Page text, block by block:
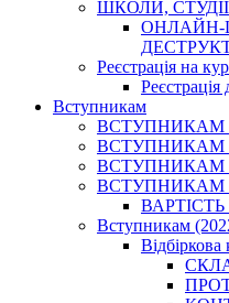
ШКОЛИ, СТУДІЇ
ОНЛАЙН-
Реєстрація на
Реєстрація
Вступникам
ВСТУПНИКАМ
ВСТУПНИКАМ
ВСТУПНИКАМ
ВСТУПНИКАМ
Вступникам
Відбіркова